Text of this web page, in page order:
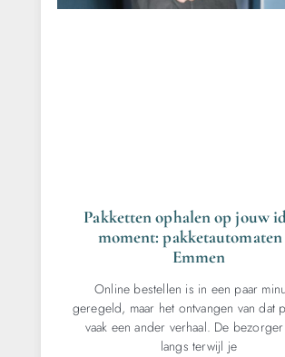
Pakketten ophalen op jouw
moment:
Emmen
Online bestellen is in een paar
geregeld, maar het ontvangen van dat
vaak een ander verhaal. De
langs terwijl je